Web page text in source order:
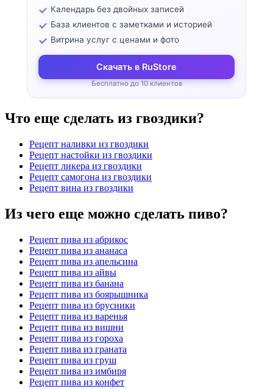
Календарь без двойных записей
База клиентов с заметками и историей
Витрина услуг с ценами и фото
Скачать в RuStore
Бесплатно до 10 клиентов
Что еще сделать из гвоздики?
Рецепт наливки из гвоздики
Рецепт настойки из гвоздики
Рецепт ликера из гвоздики
Рецепт самогона из гвоздики
Рецепт вина из гвоздики
Из чего еще можно сделать пиво?
Рецепт пива из абрикос
Рецепт пива из ананаса
Рецепт пива из апельсина
Рецепт пива из айвы
Рецепт пива из банана
Рецепт пива из боярышника
Рецепт пива из брусники
Рецепт пива из варенья
Рецепт пива из вишни
Рецепт пива из гороха
Рецепт пива из граната
Рецепт пива из груш
Рецепт пива из имбиря
Рецепт пива из конфет